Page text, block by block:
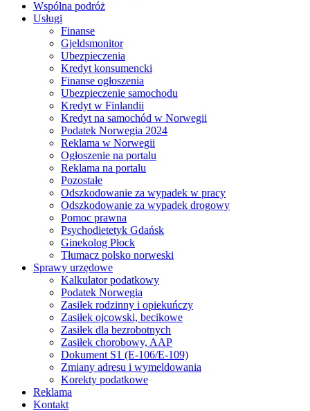
Wspólna podróż
Usługi
Finanse
Gjeldsmonitor
Ubezpieczenia
Kredyt konsumencki
Finanse ogłoszenia
Ubezpieczenie samochodu
Kredyt w Finlandii
Kredyt na samochód w Norwegii
Podatek Norwegia 2024
Reklama w Norwegii
Ogłoszenie na portalu
Reklama na portalu
Pozostałe
Odszkodowanie za wypadek w pracy
Odszkodowanie za wypadek drogowy
Pomoc prawna
Psychodietetyk Gdańsk
Ginekolog Płock
Tłumacz polsko norweski
Sprawy urzędowe
Kalkulator podatkowy
Podatek Norwegia
Zasiłek rodzinny i opiekuńczy
Zasiłek ojcowski, becikowe
Zasiłek dla bezrobotnych
Zasiłek chorobowy, AAP
Dokument S1 (E-106/E-109)
Zmiany adresu i wymeldowania
Korekty podatkowe
Reklama
Kontakt